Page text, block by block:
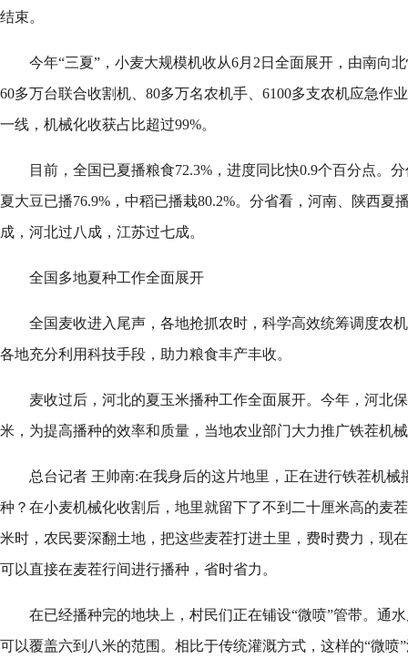
结束。
今年“三夏”，小麦大规模机收从6月2日全面展开，由南向
60多万台联合收割机、80多万名农机手、6100多支农机应急作
一线，机械化收获占比超过99%。
目前，全国已夏播粮食72.3%，进度同比快0.9个百分点。
夏大豆已播76.9%，中稻已播栽80.2%。分省看，河南、陕西夏
成，河北过八成，江苏过七成。
全国多地夏种工作全面展开
全国麦收进入尾声，各地抢抓农时，科学高效统筹调度农
各地充分利用科技手段，助力粮食丰产丰收。
麦收过后，河北的夏玉米播种工作全面展开。今年，河北
米，为提高播种的效率和质量，当地农业部门大力推广铁茬机
总台记者 王帅南:在我身后的这片地里，正在进行铁茬机械
种？在小麦机械化收割后，地里就留下了不到二十厘米高的麦
米时，农民要深翻土地，把这些麦茬打进土里，费时费力，现
可以直接在麦茬行间进行播种，省时省力。
在已经播种完的地块上，村民们正在铺设“微喷”管带。通
可以覆盖六到八米的范围。相比于传统灌溉方式，这样的“微喷